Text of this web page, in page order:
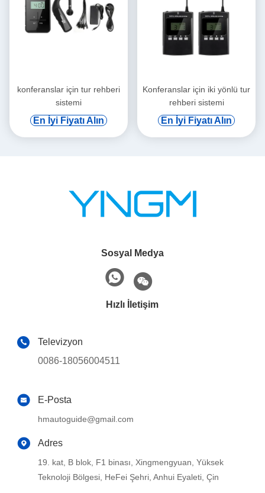
konferanslar için tur rehberi
sistemi
En İyi Fiyatı Alın
Konferanslar için iki yönlü tur
rehberi sistemi
En İyi Fiyatı Alın
Sosyal Medya
Hızlı İletişim
Televizyon
0086-18056004511
E-Posta
hmautoguide@gmail.com
Adres
19. kat, B blok, F1 binası, Xingmengyuan, Yüksek
Teknoloji Bölgesi, HeFei Şehri, Anhui Eyaleti, Çin